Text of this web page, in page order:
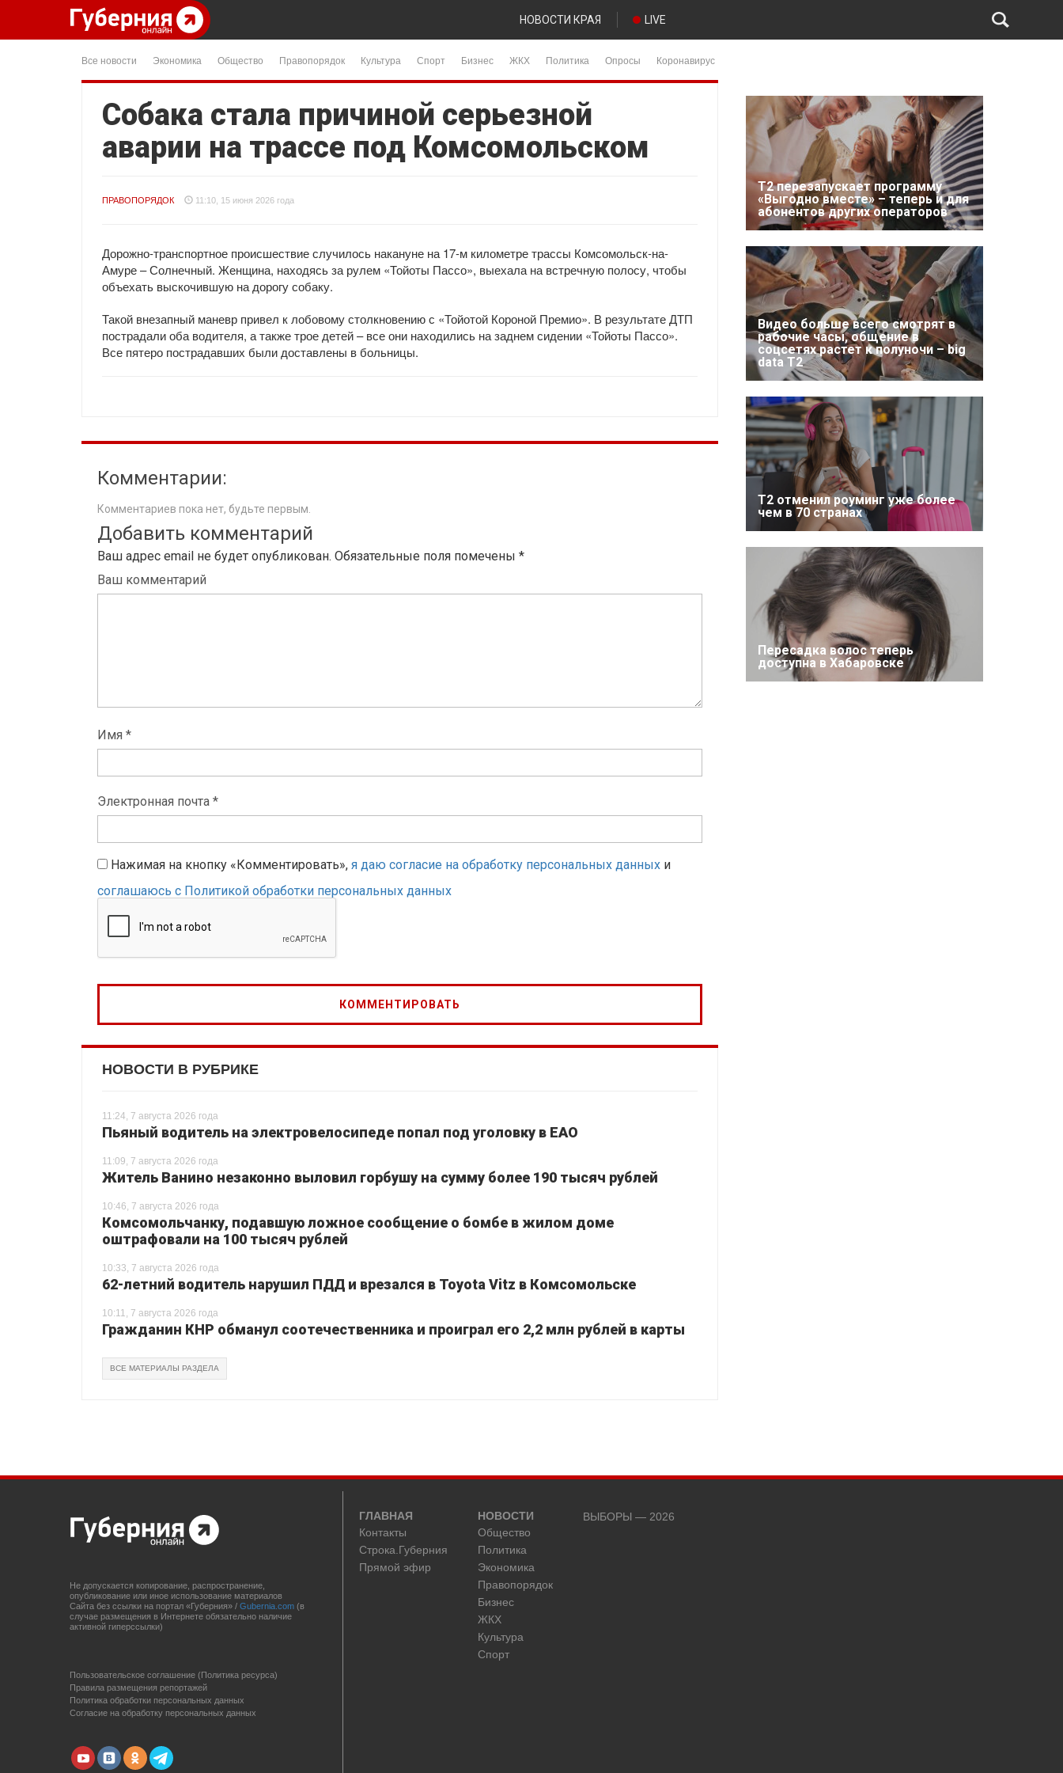
НОВОСТИ КРАЯ LIVE
Все новости Экономика Общество Правопорядок Культура Спорт Бизнес ЖКХ Политика Опросы Коронавирус
Собака стала причиной серьезной
аварии на трассе под Комсомольском
ПРАВОПОРЯДОК 11:10, 15 июня 2026 года
Дорожно-транспортное происшествие случилось накануне на 17-м километре трассы Комсомольск-на-
Амуре – Солнечный. Женщина, находясь за рулем «Тойоты Пассо», выехала на встречную полосу, чтобы
объехать выскочившую на дорогу собаку.
Такой внезапный маневр привел к лобовому столкновению с «Тойотой Короной Премио». В результате ДТП
пострадали оба водителя, а также трое детей – все они находились на заднем сидении «Тойоты Пассо».
Все пятеро пострадавших были доставлены в больницы.
Комментарии:
Комментариев пока нет, будьте первым.
Добавить комментарий
Ваш адрес email не будет опубликован. Обязательные поля помечены *
Ваш комментарий
Имя *
Электронная почта *
Нажимая на кнопку «Комментировать», я даю согласие на обработку персональных данных и
соглашаюсь с Политикой обработки персональных данных
НОВОСТИ В РУБРИКЕ
11:24, 7 августа 2026 года
Пьяный водитель на электровелосипеде попал под уголовку в ЕАО
11:09, 7 августа 2026 года
Житель Ванино незаконно выловил горбушу на сумму более 190 тысяч рублей
10:46, 7 августа 2026 года
Комсомольчанку, подавшую ложное сообщение о бомбе в жилом доме
оштрафовали на 100 тысяч рублей
10:33, 7 августа 2026 года
62-летний водитель нарушил ПДД и врезался в Toyota Vitz в Комсомольске
10:11, 7 августа 2026 года
Гражданин КНР обманул соотечественника и проиграл его 2,2 млн рублей в карты
ВСЕ МАТЕРИАЛЫ РАЗДЕЛА
Т2 перезапускает программу
«Выгодно вместе» – теперь и для
абонентов других операторов
Видео больше всего смотрят в
рабочие часы, общение в
соцсетях растет к полуночи – big
data T2
Т2 отменил роуминг уже более
чем в 70 странах
Пересадка волос теперь
доступна в Хабаровске
Не допускается копирование, распространение,
опубликование или иное использование материалов
Сайта без ссылки на портал «Губерния» / Gubernia.com (в
случае размещения в Интернете обязательно наличие
активной гиперссылки)
Пользовательское соглашение (Политика ресурса)
Правила размещения репортажей
Политика обработки персональных данных
Согласие на обработку персональных данных
ГЛАВНАЯ
Контакты
Строка.Губерния
Прямой эфир
НОВОСТИ
Общество
Политика
Экономика
Правопорядок
Бизнес
ЖКХ
Культура
Спорт
ВЫБОРЫ — 2026